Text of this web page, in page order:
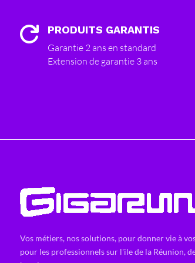
 PRODUITS GARANTIS
Garantie 2 ans en standard
Extension de garantie 3 ans
Vos métiers, nos solutions, pour donner vie à
pour les professionnels sur l'ile de la Réunion,